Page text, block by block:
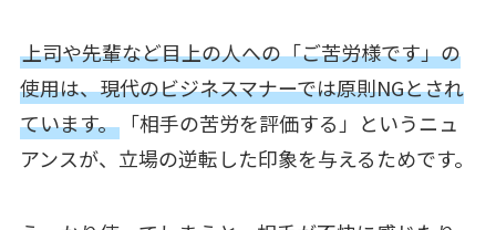
上司や先輩など目上の人への「ご苦労様です」の
使用は、現代のビジネスマナーでは原則NGとされ
ています。「相手の苦労を評価する」というニュ
アンスが、立場の逆転した印象を与えるためです。